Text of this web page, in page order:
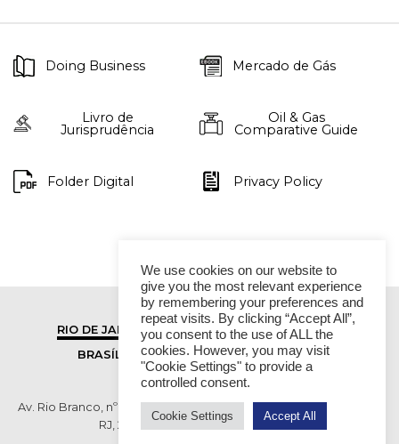
Doing Business Mercado de Gás
Livro de
Jurisprudência
Oil & Gas
Comparative Guide
Folder Digital Privacy Policy
RIO DE JANEIRO
SÃO PAULO
BRASÍLIA
VITÓRIA
Av. Rio Branco, nº 01, 14º andar - Ed. RB1- Centro, Rio de Janeiro -
RJ, 20090-003 TEL (55 21) 2276 6200
We use cookies on our website to
give you the most relevant experience
by remembering your preferences and
repeat visits. By clicking “Accept All”,
you consent to the use of ALL the
cookies. However, you may visit
"Cookie Settings" to provide a
controlled consent.
Cookie Settings Accept All